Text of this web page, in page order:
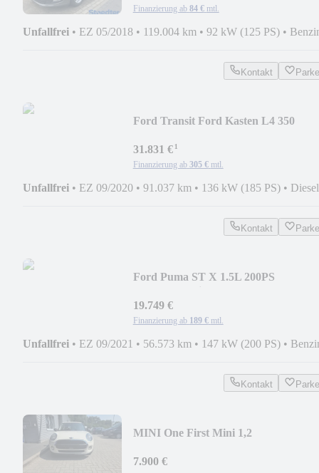
Finanzierung ab 84 € mtl.
Unfallfrei • EZ 05/2018 • 119.004 km • 92 kW (125 PS) •
Kontakt
Ford Transit Ford Kasten L4 350
31.831 €¹
Finanzierung ab 305 € mtl.
Unfallfrei • EZ 09/2020 • 91.037 km • 136 kW (185 PS) • Diesel
Kontakt
Ford Puma ST X 1.5L 200PS
19.749 €
Finanzierung ab 189 € mtl.
Unfallfrei • EZ 09/2021 • 56.573 km • 147 kW (200 PS) •
Kontakt
MINI One First Mini 1,2
7.900 €